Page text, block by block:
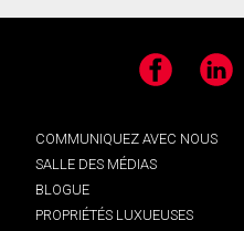
Facebook LinkedIn
COMMUNIQUEZ AVEC NOUS
SALLE DES MÉDIAS
BLOGUE
PROPRIÉTÉS LUXUEUSES